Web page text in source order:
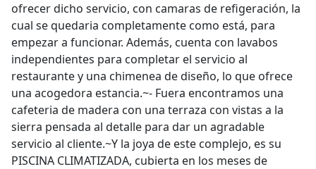
ofrecer dicho servicio, con camaras de refigeración, la
cual se quedaria completamente como está, para
empezar a funcionar. Además, cuenta con lavabos
independientes para completar el servicio al
restaurante y una chimenea de diseño, lo que ofrece
una acogedora estancia.~- Fuera encontramos una
cafeteria de madera con una terraza con vistas a la
sierra pensada al detalle para dar un agradable
servicio al cliente.~Y la joya de este complejo, es su
PISCINA CLIMATIZADA, cubierta en los meses de